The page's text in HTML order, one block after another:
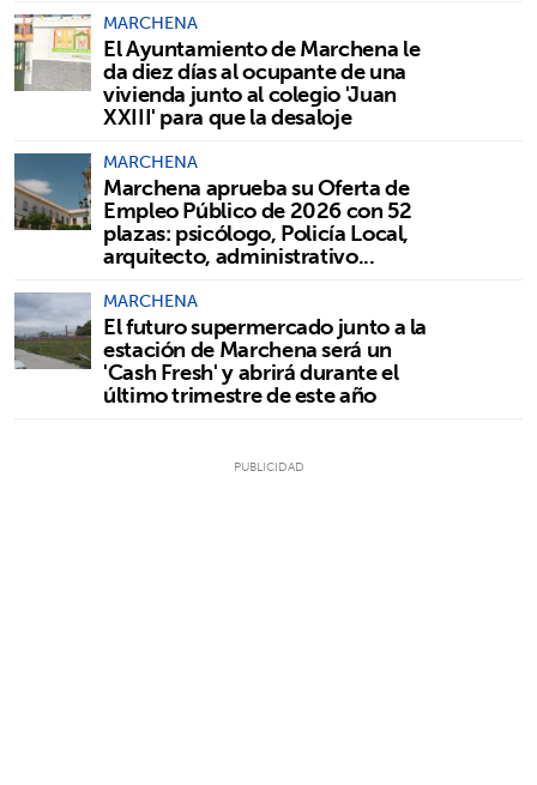
MARCHENA
El Ayuntamiento de Marchena le
da diez días al ocupante de una
vivienda junto al colegio 'Juan
XXIII' para que la desaloje
MARCHENA
Marchena aprueba su Oferta de
Empleo Público de 2026 con 52
plazas: psicólogo, Policía Local,
arquitecto, administrativo...
MARCHENA
El futuro supermercado junto a la
estación de Marchena será un
'Cash Fresh' y abrirá durante el
último trimestre de este año